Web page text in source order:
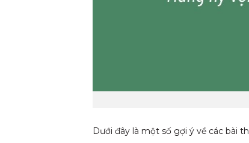
Dưới đây là một số gợi ý về các bài